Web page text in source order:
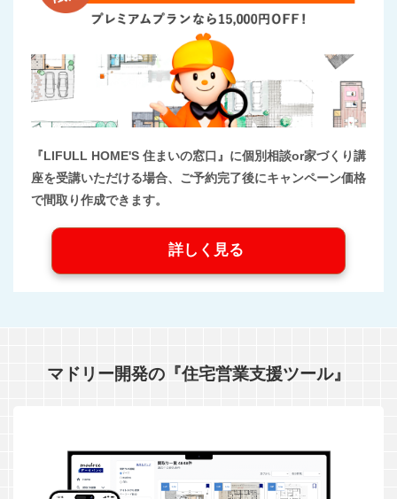
『LIFULL HOME'S 住まいの窓口』に個別相談or家づくり講
座を受講いただける場合、ご予約完了後にキャンペーン価格
で間取り作成できます。
詳しく見る
マドリー開発の『住宅営業支援ツール』